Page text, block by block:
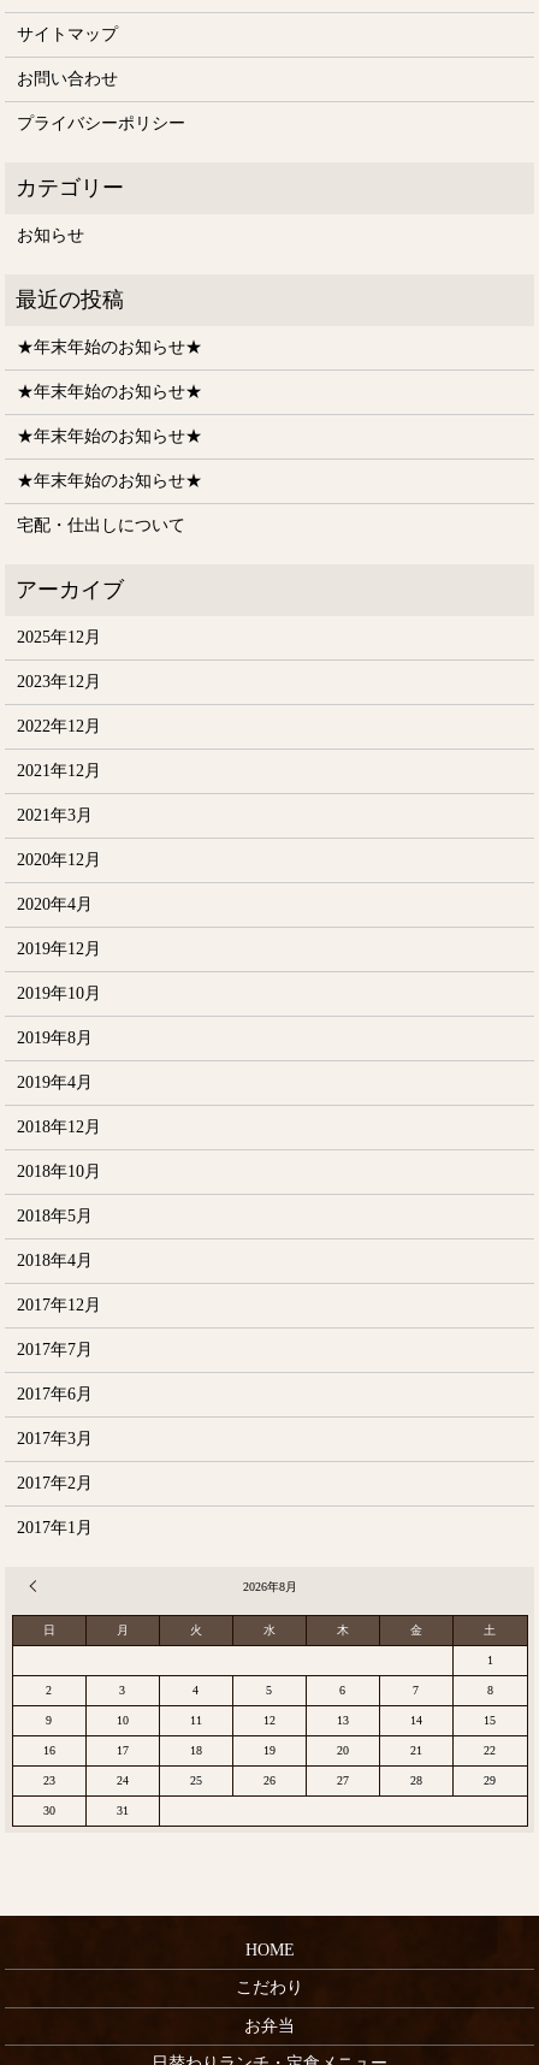
サイトマップ
お問い合わせ
プライバシーポリシー
お知らせ
★年末年始のお知らせ★
★年末年始のお知らせ★
★年末年始のお知らせ★
★年末年始のお知らせ★
宅配・仕出しについて
2025年12月
2023年12月
2022年12月
2021年12月
2021年3月
2020年12月
2020年4月
2019年12月
2019年10月
2019年8月
2019年4月
2018年12月
2018年10月
2018年5月
2018年4月
2017年12月
2017年7月
2017年6月
2017年3月
2017年2月
2017年1月
2026年8月
日 月 火 水 木 金 土
1
2 3 4 5 6 7 8
9 10 11 12 13 14 15
16 17 18 19 20 21 22
23 24 25 26 27 28 29
30 31
HOME
こだわり
お弁当